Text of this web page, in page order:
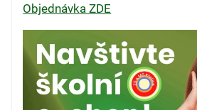
Objednávka ZDE